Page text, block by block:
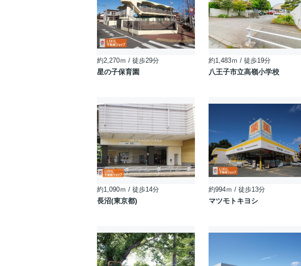
約2,270ｍ / 徒歩29分
星の子保育園
約1,483ｍ / 徒歩19分
八王子市立高嶺小学校
約1,090ｍ / 徒歩14分
長沼(東京都)
約994ｍ / 徒歩13分
マツモトキヨシ